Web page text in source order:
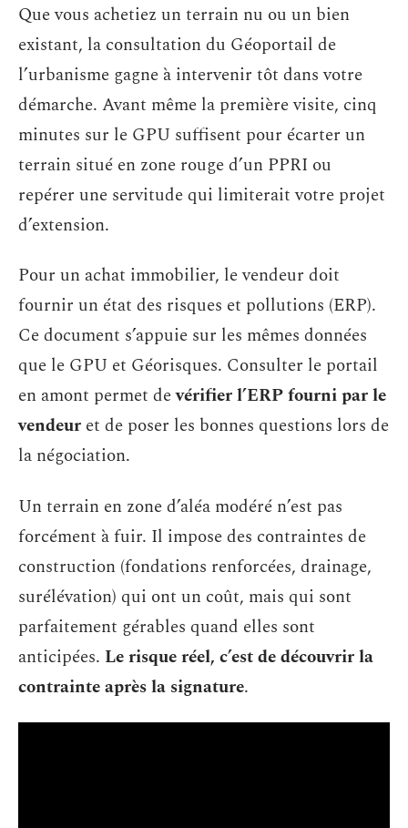
Que vous achetiez un terrain nu ou un bien
existant, la consultation du Géoportail de
l’urbanisme gagne à intervenir tôt dans votre
démarche. Avant même la première visite, cinq
minutes sur le GPU suffisent pour écarter un
terrain situé en zone rouge d’un PPRI ou
repérer une servitude qui limiterait votre projet
d’extension.
Pour un achat immobilier, le vendeur doit
fournir un état des risques et pollutions (ERP).
Ce document s’appuie sur les mêmes données
que le GPU et Géorisques. Consulter le portail
en amont permet devérifier l’ERP fourni par le
vendeur et de poser les bonnes questions lors de
la négociation.
Un terrain en zone d’aléa modéré n’est pas
forcément à fuir. Il impose des contraintes de
construction (fondations renforcées, drainage,
surélévation) qui ont un coût, mais qui sont
parfaitement gérables quand elles sont
anticipées. Le risque réel, c’est de découvrir la
contrainte après la signature.